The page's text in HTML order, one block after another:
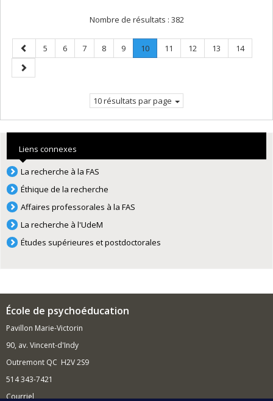
Nombre de résultats : 382
Page
précédente
Page
5 Page
6 Page
7 Page
8 Page
9 Page
10.
Page
Page
11 Page
12 Page
13 Page
14
Page
suivante
10 résultats par page
Liens connexes
La recherche à la FAS
Éthique de la recherche
Affaires professorales à la FAS
La recherche à l'UdeM
Études supérieures et postdoctorales
École de psychoéducation
Pavillon Marie-Victorin
90, av. Vincent-d'Indy
Outremont QC H2V 2S9
514 343-7421
Courriel